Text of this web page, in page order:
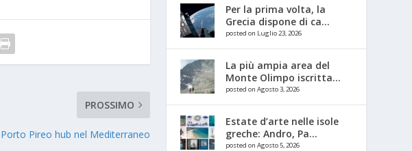
PROSSIMO
Porto Pireo hub nel Mediterraneo
Per la prima volta, la
Grecia dispone di ca...
posted on Luglio 23, 2026
La più ampia area del
Monte Olimpo iscritta...
posted on Agosto 3, 2026
Estate d’arte nelle isole
greche: Andro, Pa...
posted on Agosto 5, 2026